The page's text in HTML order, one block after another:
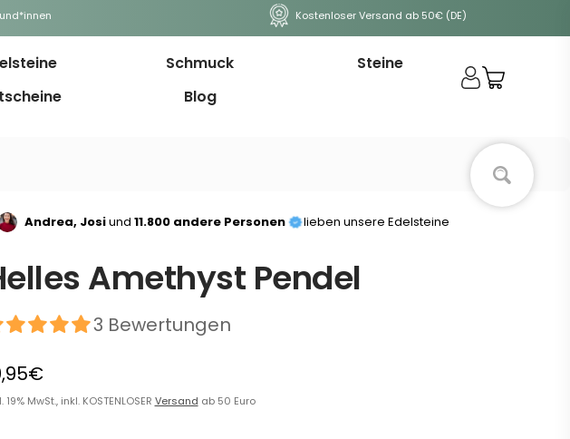
Kostenloser Versand ab 50€ (DE)
Schmuck
Steine
Blog
Andrea, Josiund 11.800 andere Personen lieben unsere Edelsteine
Amethyst Pendel
3 Bewertungen
19% MwSt., inkl. KOSTENLOSER Versand ab 50 Euro